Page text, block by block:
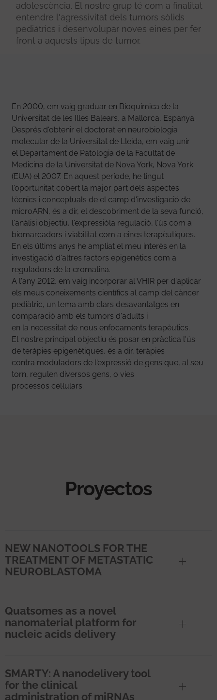
adolescència. El nostre grup té com a finalitat
entendre l'agressivitat dels tumors sòlids
pediàtrics i desenvolupar noves eines per fer
front a aquests tipus de tumor.
En 2000, em vaig graduar en Bioquímica de la
Universitat de les Illes Balears, a Mallorca, Espanya.
Després d'obtenir el doctorat en neurobiologia
molecular de la Universitat de Lleida, em vaig unir
el Departament de Patologia de la Facultat de
Medicina de la Universitat de Nova York, Nova York
(EUA) el 2007. En aquest període, he tingut
l'oportunitat cobert la major part dels aspectes
tècnics i conceptuals de el camp d'investigació de
microARN, és a dir, el descobriment de la seva funció,
l'anàlisi objectiu, l'expressióla regulació, l'ús com a
biomarcadors i viabilitat com a eines terapèutiques.
En els últims anys he ampliat el meu interès en la
investigació d'altres factors epigenètics com a
reguladors de la cromatina.
A l'any 2012, em vaig incorporar al VHIR per d'aplicar
els meus coneixements científics al camp del càncer
pediàtric, un tema amb clars desavantatges en
comparació amb els tumors d'adults i
en la necessitat de nous enfocaments terapèutics.
El nostre principal objectiu és posar en pràctica l'ús
de teràpies epigenètiques, és a dir, teràpies
contra moduladors de l'expressió de gens que, al seu
torn, regulen diversos gens, o vies
processos cel·lulars.
Proyectos
NEW NANOTOOLS FOR THE
TREATMENT OF METASTATIC
NEUROBLASTOMA
Quatsomes as a novel
nanomaterial platform for
nucleic acids delivery
SMARTY: A nanodelivery tool
for the clinical
administration of miRNAs